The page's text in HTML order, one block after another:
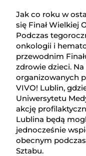
Jak co roku w
się Finał Wielkiej
Podczas
onkologii i
przewodnim
zdrowie dzieci.
organizowanych
VIVO! Lublin,
Uniwersytetu
akcję
Lublina będą
jednocześnie
obecnym
Sztabu.